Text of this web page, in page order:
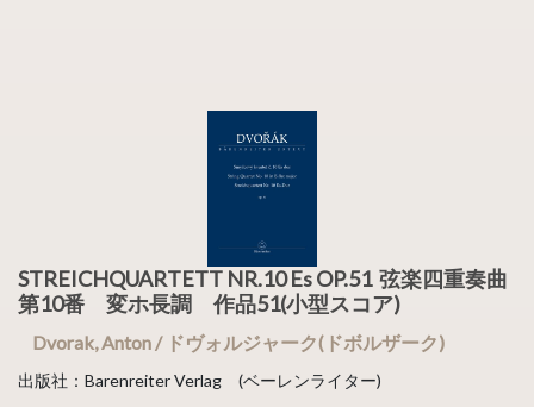
STREICHQUARTETT NR.10 Es OP.51 弦楽四重奏曲
第10番 変ホ長調 作品51(小型スコア)
Dvorak, Anton / ドヴォルジャーク(ドボルザーク)
出版社：Barenreiter Verlag (ベーレンライター)